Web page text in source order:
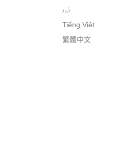
اُردو
Tiếng Việt
繁體中文